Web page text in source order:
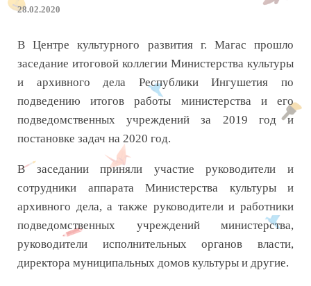
28.02.2020
В Центре культурного развития г. Магас прошло
заседание итоговой коллегии Министерства культуры
и архивного дела Республики Ингушетия по
подведению итогов работы министерства и его
подведомственных учреждений за 2019 год и
постановке задач на 2020 год.
В заседании приняли участие руководители и
сотрудники аппарата Министерства культуры и
архивного дела, а также руководители и работники
подведомственных учреждений министерства,
руководители исполнительных органов власти,
директора муниципальных домов культуры и другие.